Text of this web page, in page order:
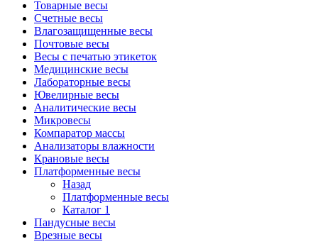
Товарные весы
Счетные весы
Влагозащищенные весы
Почтовые весы
Весы с печатью этикеток
Медицинские весы
Лабораторные весы
Ювелирные весы
Аналитические весы
Микровесы
Компаратор массы
Анализаторы влажности
Крановые весы
Платформенные весы
Назад
Платформенные весы
Каталог 1
Пандусные весы
Врезные весы